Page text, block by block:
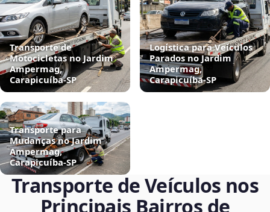
Transporte de
Motocicletas no Jardim
Ampermag,
Carapicuíba‑SP
Logística para Veículos
Parados no Jardim
Ampermag,
Carapicuíba‑SP
Transporte para
Mudanças no Jardim
Ampermag,
Carapicuíba‑SP
Transporte de Veículos nos
Principais Bairros de